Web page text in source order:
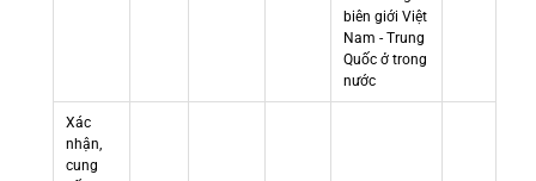
biên giới Việt
Nam - Trung
Quốc ở trong
nước
Xác
nhận,
cung